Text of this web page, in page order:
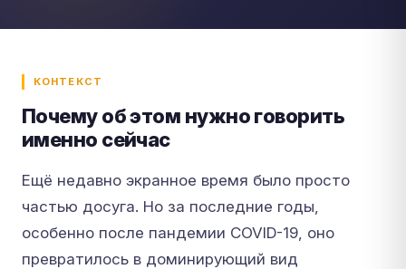
КОНТЕКСТ
Почему об этом нужно говорить
именно сейчас
Ещё недавно экранное время было просто
частью досуга. Но за последние годы,
особенно после пандемии COVID-19, оно
превратилось в доминирующий вид